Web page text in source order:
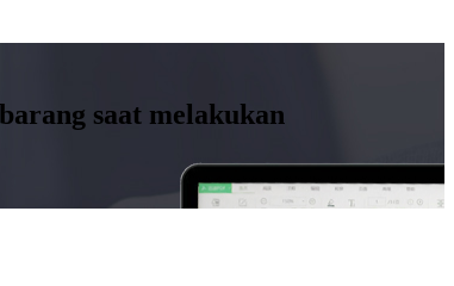
saat melakukan